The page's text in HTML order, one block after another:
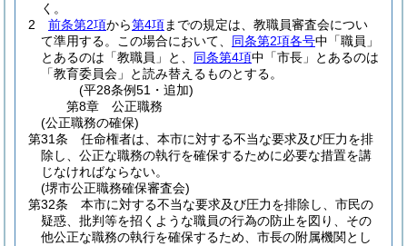
く。
2
前条第2項から第4項までの規定は、教職員審査会につい
て準用する。
この場合において、 同条第2項各号中「職員」
とあるのは「教職員」と、 同条第4項中「市長」とあるのは
「教育委員会」と読み替えるものとする。
(平28条例51・追加)
第8章
公正職務
(公正職務の確保)
第31条
任命権者は、本市に対する不当な要求及び圧力を排
除し、公正な職務の執行を確保するために必要な措置を講
じなければならない。
(堺市公正職務確保審査会)
第32条
本市に対する不当な要求及び圧力を排除し、市民の
疑惑、批判等を招くような職員の行為の防止を図り、その
他公正な職務の執行を確保するため、市長の附属機関とし